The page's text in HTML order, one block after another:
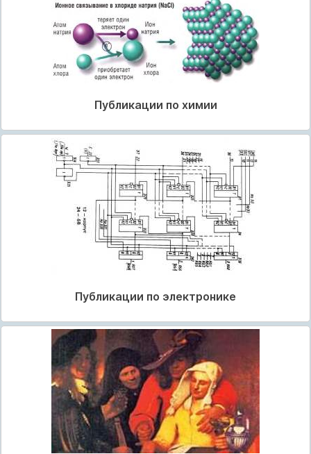
Публикации по химии
Публикации по электронике